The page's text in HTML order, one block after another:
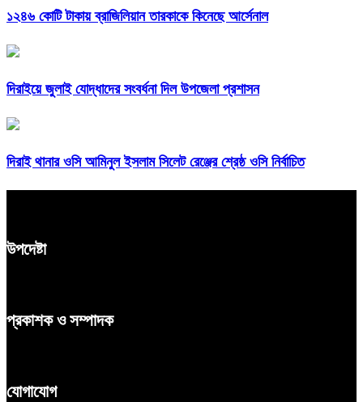
১২৪৬ কোটি টাকায় ব্রাজিলিয়ান তারকাকে কিনেছে আর্সেনাল
দিরাইয়ে জুলাই যোদ্ধাদের সংবর্ধনা দিল উপজেলা প্রশাসন
দিরাই থানার ওসি আমিনুল ইসলাম সিলেট রেঞ্জের শ্রেষ্ঠ ওসি নির্বাচিত
উপদেষ্টা
প্রকাশক ও সম্পাদক
যোগাযোগ